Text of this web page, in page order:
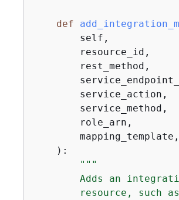
def
        self,
        resource_id,
        rest_method,
        service_action,
        service_method,
        role_arn,
        mapping_template,
):
"""
Adds an
resource, such